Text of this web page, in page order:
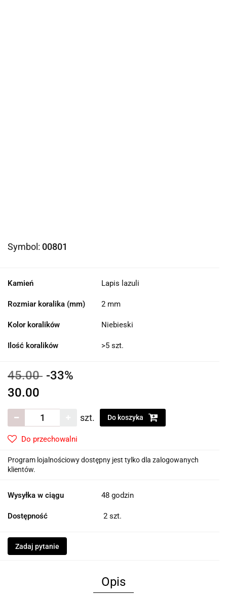
Symbol: 00801
Kamień Lapis lazuli
Rozmiar koralika (mm) 2 mm
Kolor koralików Niebieski
Ilość koralików >5 szt.
45.00 -33%
30.00
szt. Do koszyka
Do przechowalni
Program lojalnościowy dostępny jest tylko dla zalogowanych
klientów.
Wysyłka w ciągu 48 godzin
Dostępność 2 szt.
Zadaj pytanie
Opis